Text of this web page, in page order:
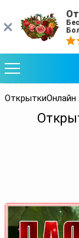
ОткрыткиОнлайн